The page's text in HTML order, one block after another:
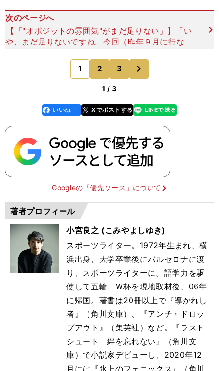
次のページへ
【「"オポジットの雰囲気"がまだ足りない」】「い
や、まだ足りないですね。今回（昨年９月に行なわ
れた世界バレー。グループステージ敗退に終わっ
た）、代表で戦って感じたのは、"自分がチームを
引っ張る意識が
1 2 3
1 / 3
faceboo
k
いいね Xでポストする
line LINEで送る
Googleの「優先ソース」について
著者プロフィール
小宮良之 (こみやよしゆき)
スポーツライター。1972年生まれ、横
浜出身。大学卒業後にバルセロナに渡
り、スポーツライターに。語学力を駆
使して五輪、Ｗ杯を現地取材後、06年
に帰国。著書は20冊以上で『導かれし
者』（角川文庫）、『アンチ・ドロッ
プアウト』（集英社）など。『ラスト
シュート 絆を忘れない』（角川文
庫）で小説家デビューし、2020年12
月には『氷上のフェニックス』（角川